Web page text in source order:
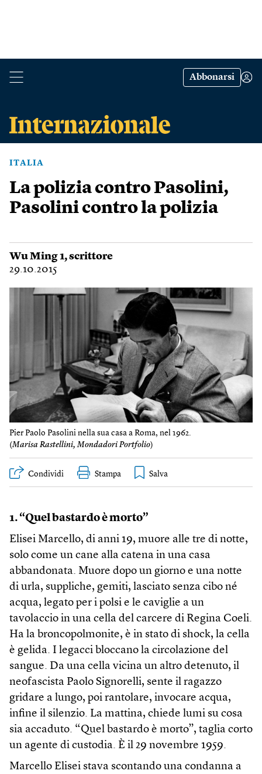
Abbonarsi
ITALIA
La polizia contro Pasolini,
Pasolini contro la polizia
Wu Ming 1, scrittore
29.10.2015
Pier Paolo Pasolini nella sua casa a Roma, nel 1962.
(Marisa Rastellini, Mondadori Portfolio)
Condividi Stampa
1. “Quel bastardo è morto”
Elisei Marcello, di anni 19, muore alle tre di notte,
solo come un cane alla catena in una casa
abbandonata. Muore dopo un giorno e una notte
di urla, suppliche, gemiti, lasciato senza cibo né
acqua, legato per i polsi e le caviglie a un
tavolaccio in una cella del carcere di Regina Coeli.
Ha la broncopolmonite, è in stato di shock, la cella
è gelida. I legacci bloccano la circolazione del
sangue. Da una cella vicina un altro detenuto, il
neofascista Paolo Signorelli, sente il ragazzo
gridare a lungo, poi rantolare, invocare acqua,
infine il silenzio. La mattina, chiede lumi su cosa
sia accaduto. “Quel bastardo è morto”, taglia corto
un agente di custodia. È il 29 novembre 1959.
Marcello Elisei stava scontando una condanna a